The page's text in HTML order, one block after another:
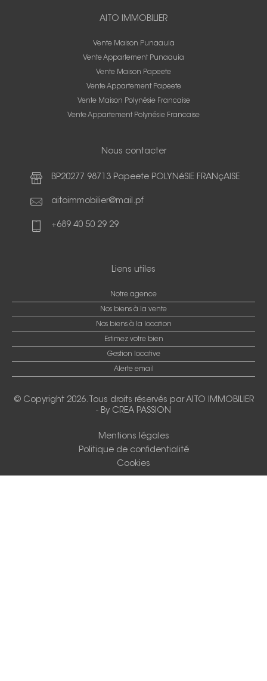
AITO IMMOBILIER
Vente Maison Punaauia
Vente Appartement Punaauia
Vente Maison Papeete
Vente Appartement Papeete
Vente Maison Polynésie Francaise
Vente Appartement Polynésie Francaise
Nous contacter
BP20277 98713 Papeete POLYNéSIE FRANçAISE
aitoimmobilier@mail.pf
+689 40 50 29 29
Liens utiles
Notre agence
Nos biens à la vente
Nos biens à la location
Estimez votre bien
Gestion locative
Alerte email
© Copyright 2026. Tous droits réservés parAITO IMMOBILIER
- By CREA PASSION
Mentions légales
Politique de confidentialité
Cookies